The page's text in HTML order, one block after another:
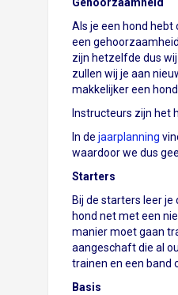
Als je een hond
een
zijn hetzelfde dus
zullen wij je aan
makkelijker een
Instructeurs zijn het
In de jaarplanning
waardoor we dus
Starters
Bij de starters leer
hond net met een
manier moet gaan
aangeschaft die al
trainen en een band
Basis